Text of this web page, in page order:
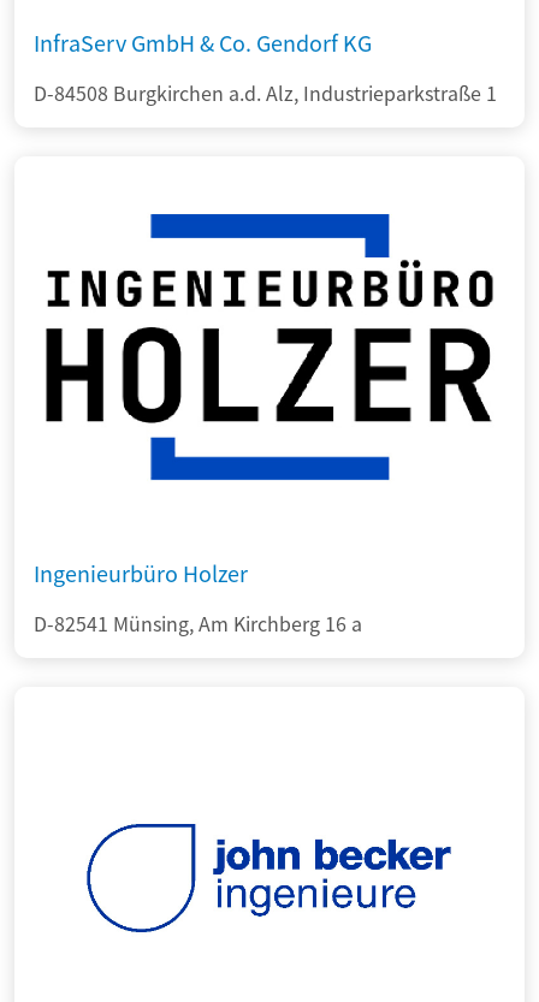
InfraServ GmbH & Co. Gendorf KG
D-84508 Burgkirchen a.d. Alz, Industrieparkstraße 1
Ingenieurbüro Holzer
D-82541 Münsing, Am Kirchberg 16 a